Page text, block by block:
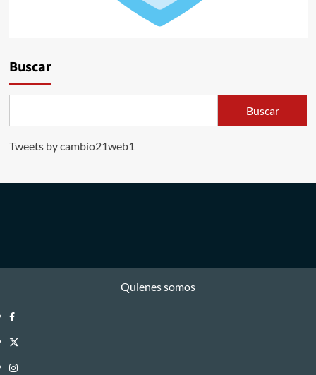
Buscar
Buscar
Tweets by cambio21web1
Quienes somos
Facebook
Twitter
Instagram